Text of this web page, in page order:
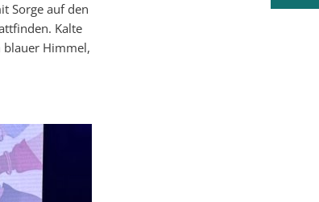
Sorge auf den
Kalte
blauer Himmel,